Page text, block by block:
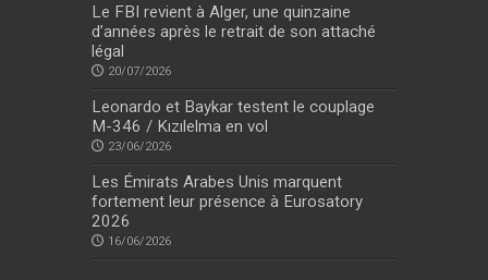
Le FBI revient à Alger, une quinzaine
d’années après le retrait de son attaché
légal
20/07/2026
Leonardo et Baykar testent le couplage
M-346 / Kızılelma en vol
23/06/2026
Les Émirats Arabes Unis marquent
fortement leur présence à Eurosatory
2026
16/06/2026